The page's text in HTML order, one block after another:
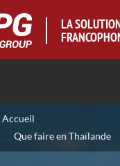
LA
Accueil
> Que faire en Thaïlande